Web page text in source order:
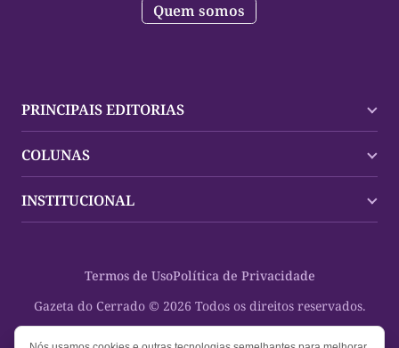
Quem somos
PRINCIPAIS EDITORIAS
Palmas
Mundo
Oportunidades
Cultura
Saúde
Educação
COLUNAS
Policial
Planeta Vivo
Espaço Cidadania
Turistando Gazeta
INSTITUCIONAL
Gazeta do Cerrado © 2026 Todos os direitos reservados.
Termos de UsoPolítica de Privacidade